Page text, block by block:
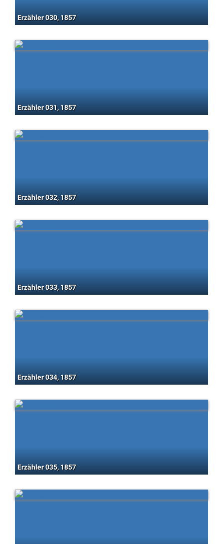
Erzähler 030, 1857
Erzähler 031, 1857
Erzähler 032, 1857
Erzähler 033, 1857
Erzähler 034, 1857
Erzähler 035, 1857